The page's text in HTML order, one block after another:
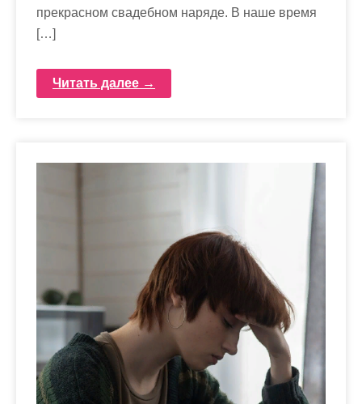
прекрасном свадебном наряде. В наше время
[…]
Читать далее →